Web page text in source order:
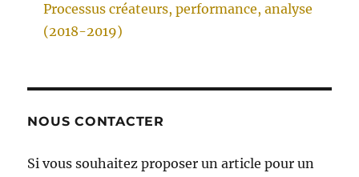
Processus créateurs, performance, analyse
(2018-2019)
NOUS CONTACTER
Si vous souhaitez proposer un article pour un